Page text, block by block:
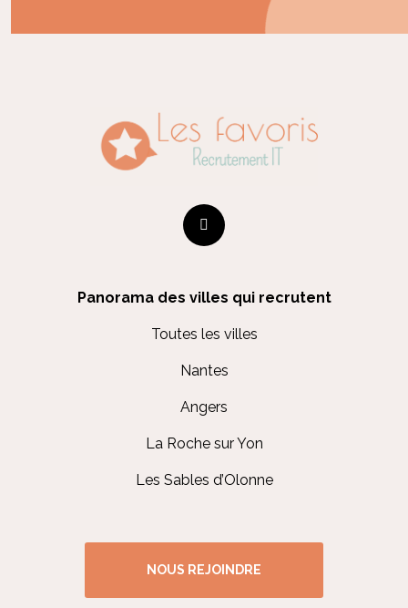
Panorama des villes qui recrutent
Toutes les villes
Nantes
Angers
La Roche sur Yon
Les Sables d’Olonne
NOUS REJOINDRE